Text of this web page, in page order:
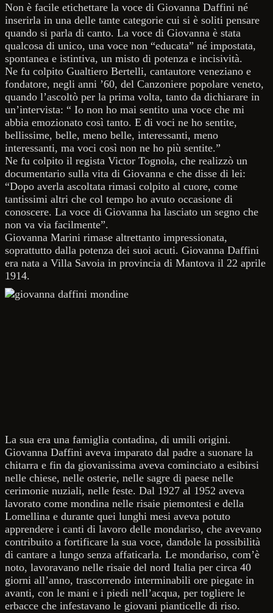
Non è facile etichettare la voce di Giovanna Daffini né
inserirla in una delle tante categorie cui si è soliti pensare
quando si parla di canto. La voce di Giovanna è stata
qualcosa di unico, una voce non “educata” né impostata,
spontanea e istintiva, un misto di potenza e incisività.
Ne fu colpito Gualtiero Bertelli, cantautore veneziano e
fondatore, negli anni ’60, del Canzoniere popolare veneto,
quando l’ascoltò per la prima volta, tanto da dichiarare in
un’intervista: “ Io non ho mai sentito una voce che mi
abbia emozionato così tanto. E di voci ne ho sentite,
bellissime, belle, meno belle, interessanti, meno
interessanti, ma voci così non ne ho più sentite.”
Ne fu colpito il regista Victor Tognola, che realizzò un
documentario sulla vita di Giovanna e che disse di lei:
“Dopo averla ascoltata rimasi colpito al cuore, come
tantissimi altri che col tempo ho avuto occasione di
conoscere. La voce di Giovanna ha lasciato un segno che
non va via facilmente”.
Giovanna Marini rimase altrettanto impressionata,
soprattutto dalla potenza dei suoi acuti. Giovanna Daffini
era nata a Villa Savoia in provincia di Mantova il 22 aprile
1914.
La sua era una famiglia contadina, di umili origini.
Giovanna Daffini aveva imparato dal padre a suonare la
chitarra e fin da giovanissima aveva cominciato a esibirsi
nelle chiese, nelle osterie, nelle sagre di paese nelle
cerimonie nuziali, nelle feste. Dal 1927 al 1952 aveva
lavorato come mondina nelle risaie piemontesi e della
Lomellina e durante quei lunghi mesi aveva potuto
apprendere i canti di lavoro delle mondariso, che avevano
contribuito a fortificare la sua voce, dandole la possibilità
di cantare a lungo senza affaticarla. Le mondariso, com’è
noto, lavoravano nelle risaie del nord Italia per circa 40
giorni all’anno, trascorrendo interminabili ore piegate in
avanti, con le mani e i piedi nell’acqua, per togliere le
erbacce che infestavano le giovani pianticelle di riso.